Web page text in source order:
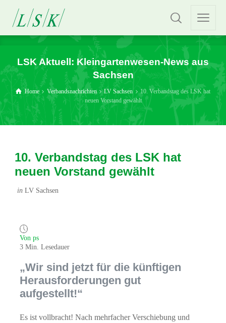
LSK Aktuell: Kleingartenwesen-News aus
Sachsen
Home Verbandsnachrichten LV Sachsen
10. Verbandstag des LSK hat
neuen Vorstand gewählt
10. Verbandstag des LSK hat
neuen Vorstand gewählt
in LV Sachsen
Von ps
3 Min. Lesedauer
„Wir sind jetzt für die künftigen
Herausforderungen gut
aufgestellt!“
Es ist vollbracht! Nach mehrfacher Verschiebung und